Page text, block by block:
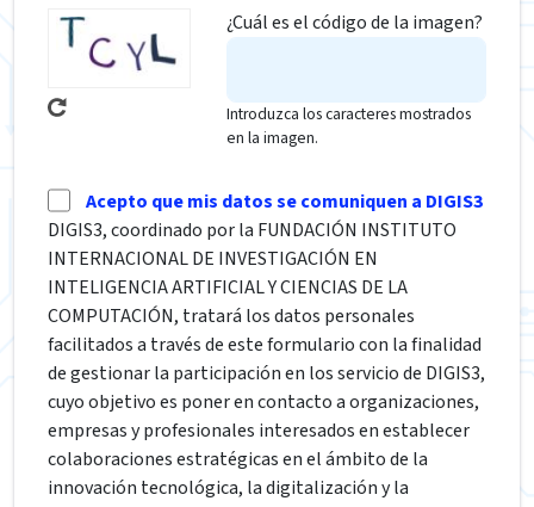
¿Cuál es el código de la imagen?
Introduzca los caracteres mostrados
en la imagen.
Acepto que mis datos se comuniquen a DIGIS3
DIGIS3, coordinado por la FUNDACIÓN INSTITUTO
INTERNACIONAL DE INVESTIGACIÓN EN
INTELIGENCIA ARTIFICIAL Y CIENCIAS DE LA
COMPUTACIÓN, tratará los datos personales
facilitados a través de este formulario con la finalidad
de gestionar la participación en los servicio de DIGIS3,
cuyo objetivo es poner en contacto a organizaciones,
empresas y profesionales interesados en establecer
colaboraciones estratégicas en el ámbito de la
innovación tecnológica, la digitalización y la